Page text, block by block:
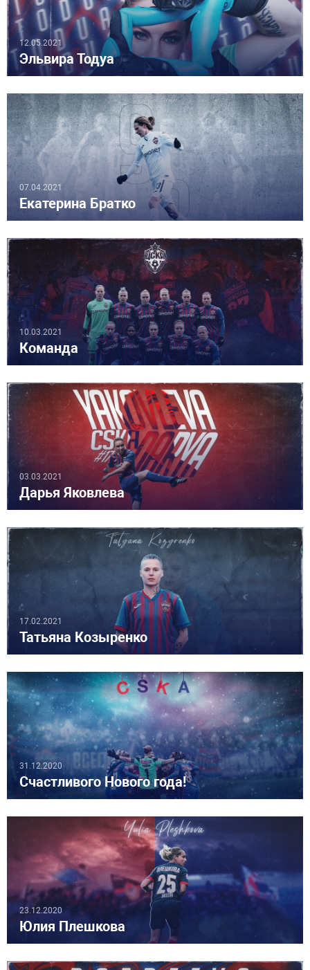
12.05.2021
Эльвира Тодуа
07.04.2021
Екатерина Братко
10.03.2021
Команда
03.03.2021
Дарья Яковлева
17.02.2021
Татьяна Козыренко
31.12.2020
Счастливого Нового года!
23.12.2020
Юлия Плешкова